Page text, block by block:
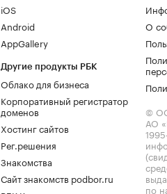
iOS
Android
AppGallery
Другие продукты РБК
Облако для бизнеса
Корпоративный регистратор
доменов
Хостинг сайтов
Рег.решения
Знакомства
Сайт знакомств podbor.ru
О
©
АО
по